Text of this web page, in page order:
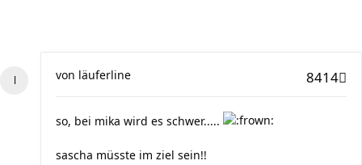
8414
von läuferline
so, bei mika wird es schwer.....
sascha müsste im ziel sein!!